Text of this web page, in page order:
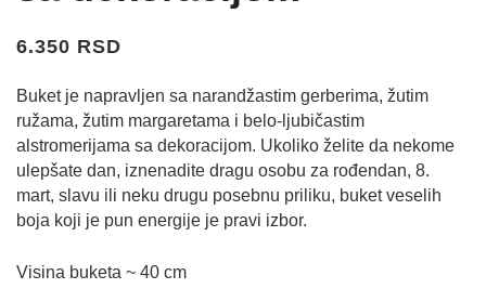
6.350 RSD
Buket je napravljen sa narandžastim gerberima, žutim
ružama, žutim margaretama i belo-ljubičastim
alstromerijama sa dekoracijom. Ukoliko želite da nekome
ulepšate dan, iznenadite dragu osobu za rođendan, 8.
mart, slavu ili neku drugu posebnu priliku, buket veselih
boja koji je pun energije je pravi izbor.
Visina buketa ~ 40 cm